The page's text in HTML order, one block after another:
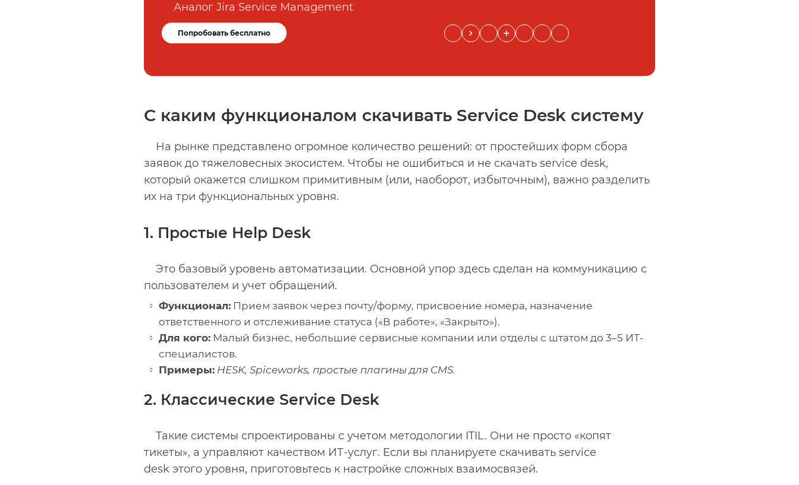
Аналог Jira Service Management
Попробовать бесплатно
С каким функционалом скачивать Service Desk систему
На рынке представлено огромное количество решений: от простейших форм сбора
заявок до тяжеловесных экосистем. Чтобы не ошибиться и не скачать service desk,
который окажется слишком примитивным (или, наоборот, избыточным), важно разделить
их на три функциональных уровня.
1. Простые Help Desk
Это базовый уровень автоматизации. Основной упор здесь сделан на коммуникацию с
пользователем и учет обращений.
Функционал: Прием заявок через почту/форму, присвоение номера, назначение
ответственного и отслеживание статуса («В работе», «Закрыто»).
Для кого: Малый бизнес, небольшие сервисные компании или отделы с штатом до 3–5 ИТ-
специалистов.
Примеры: HESK, Spiceworks, простые плагины для CMS.
2. Классические Service Desk
Такие системы спроектированы с учетом методологии ITIL. Они не просто «копят
тикеты», а управляют качеством ИТ-услуг. Если вы планируете скачивать service
desk этого уровня, приготовьтесь к настройке сложных взаимосвязей.